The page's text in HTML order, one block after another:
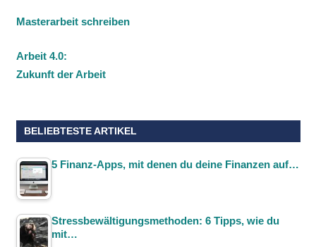
Masterarbeit schreiben
Arbeit 4.0:
Zukunft der Arbeit
BELIEBTESTE ARTIKEL
5 Finanz-Apps, mit denen du deine Finanzen auf…
Stressbewältigungsmethoden: 6 Tipps, wie du
mit…